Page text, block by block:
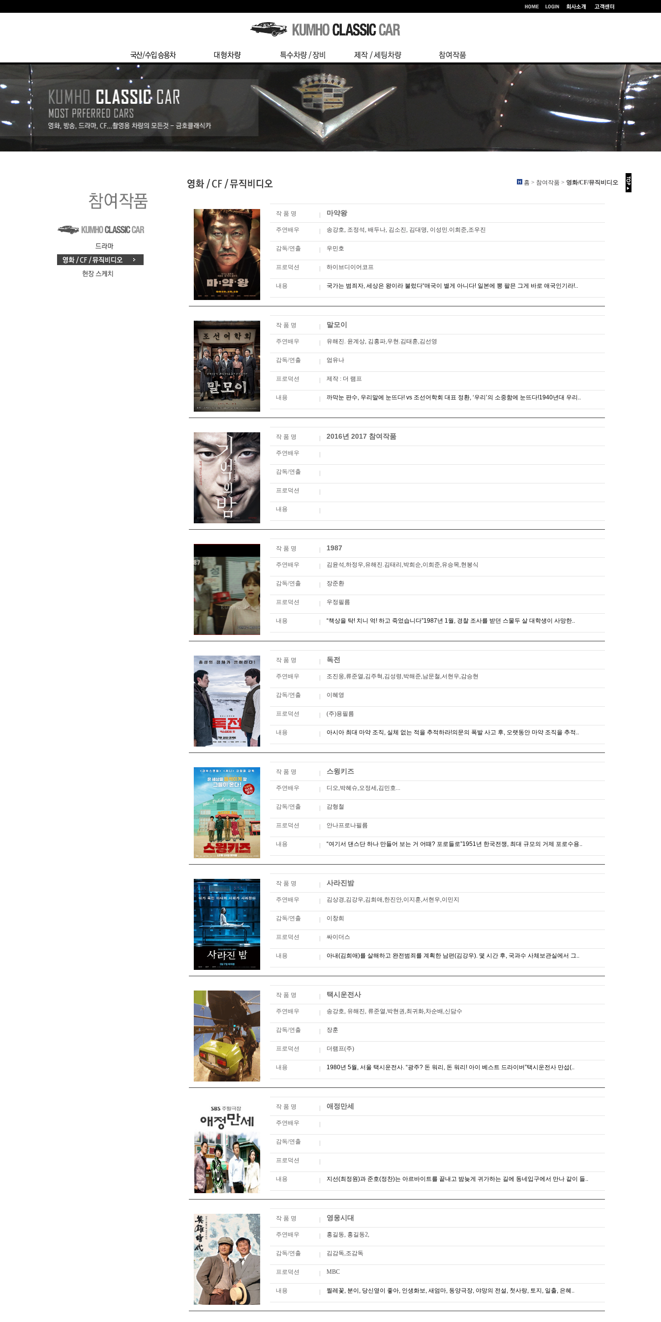
홈 > 참여작품 > 영화/CF/뮤직비디오
작 품 명 마약왕
주연배우 송강호, 조정석, 배두나, 김소진, 김대명, 이성민.이희준,조우진
감독/연출 우민호
프로덕션 하이브디이어코프
내용 국가는 범죄자, 세상은 왕이라 불렀다“애국이 별게 아니다! 일본에 뽕 팔믄 그게 바로 애국인기라!..
작 품 명 말모이
주연배우 유해진. 윤계상, 김홍파,우현.김태훈,김선영
감독/연출 엄유나
프로덕션 제작 : 더 램프
내용 까막눈 판수, 우리말에 눈뜨다! vs 조선어학회 대표 정환, ‘우리’의 소중함에 눈뜨다!1940년대 우리..
작 품 명 2016년 2017 참여작품
주연배우
감독/연출
프로덕션
내용
작 품 명 1987
주연배우 김윤석,하정우,유해진.김태리,박희순,이희준,유승목,현봉식
감독/연출 장준환
프로덕션 우정필름
내용 “책상을 탁! 치니 억! 하고 죽었습니다”1987년 1월, 경찰 조사를 받던 스물두 살 대학생이 사망한..
작 품 명 독전
주연배우 조진웅,류준열,김주혁,김성령,박해준,남문철,서현우,감승현
감독/연출 이혜영
프로덕션 (주)용필름
내용 아시아 최대 마약 조직, 실체 없는 적을 추적하라!의문의 폭발 사고 후, 오랫동안 마약 조직을 추적..
작 품 명 스윙키즈
주연배우 디오,박혜슈,오정세,김민호...
감독/연출 감형철
프로덕션 안나프로나필름
내용 “여기서 댄스단 하나 만들어 보는 거 어때? 포로들로”1951년 한국전쟁, 최대 규모의 거제 포로수용..
작 품 명 사라진밤
주연배우 김상경,김강우,김희애,한진안,이지훈,서현우,이민지
감독/연출 이창희
프로덕션 싸이더스
내용 아내(김희애)를 살해하고 완전범죄를 계획한 남편(김강우). 몇 시간 후, 국과수 사체보관실에서 그..
작 품 명 택시운전사
주연배우 송강호, 유해진, 류준열,박현권,최귀화,차순배,신담수
감독/연출 장훈
프로덕션 더램프(주)
내용 1980년 5월, 서울 택시운전사. “광주? 돈 워리, 돈 워리! 아이 베스트 드라이버”택시운전사 만섭(..
작 품 명 애정만세
주연배우
감독/연출
프로덕션
내용 지선(최정원)과 준호(정찬)는 아르바이트를 끝내고 밤늦게 귀가하는 길에 동네입구에서 만나 같이 들..
작 품 명 영웅시대
주연배우 홍길동, 홍길동2,
감독/연출 김감독,조감독
프로덕션 MBC
내용 찔레꽃, 분이, 당신옆이 좋아, 인생화보, 새엄마, 동양극장, 야망의 전설, 첫사랑, 토지, 일출, 은혜..